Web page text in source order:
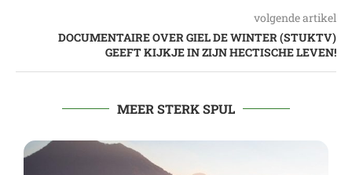
volgende artikel
DOCUMENTAIRE OVER GIEL DE WINTER (STUKTV)
GEEFT KIJKJE IN ZIJN HECTISCHE LEVEN!
MEER STERK SPUL